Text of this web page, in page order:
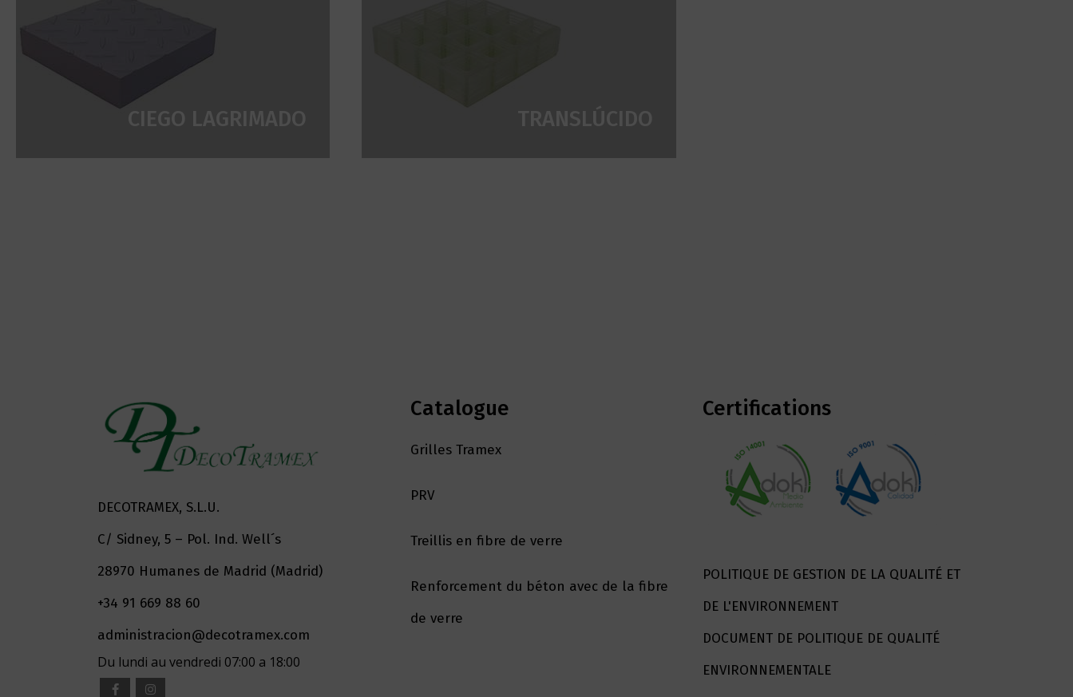
CIEGO LAGRIMADO
DECOTRAMEX, S.L.U.
C/ Sidney, 5 – Pol. Ind. Well´s
28970 Humanes de Madrid (Madrid)
+34 91 669 88 60
administracion@decotramex.com
Du lundi au vendredi 07:00 a 18:00
Catalogue
Grilles Tramex
PRV
Treillis en fibre de verre
Renforcement du béton avec de la fibre
de verre
Certifications
POLITIQUE DE GESTION DE LA QUALITÉ ET
DE L'ENVIRONNEMENT
DOCUMENT DE POLITIQUE DE QUALITÉ
ENVIRONNEMENTALE